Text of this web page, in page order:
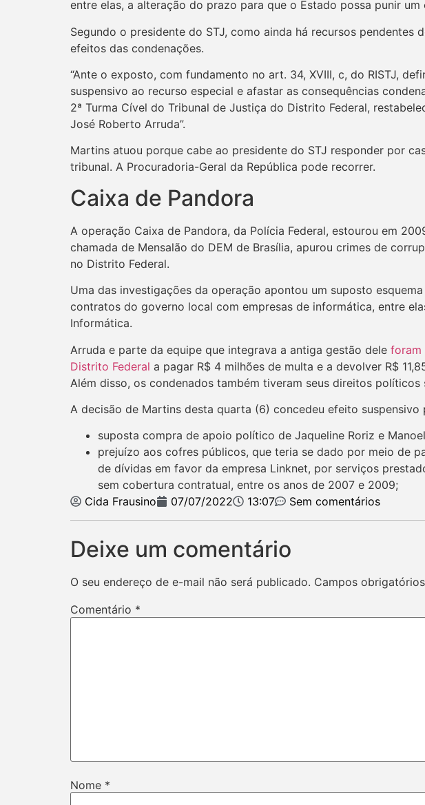
entre elas, a alteração do prazo para que o Estado possa punir um
Segundo o presidente do STJ, como ainda há recursos pendentes
efeitos das condenações.
“Ante o exposto, com fundamento no art. 34, XVIII, c, do RISTJ,
suspensivo ao recurso especial e afastar as consequências
2ª Turma Cível do Tribunal de Justiça do Distrito Federal,
José Roberto Arruda”.
Martins atuou porque cabe ao presidente do STJ responder por
tribunal. A Procuradoria-Geral da República pode recorrer.
Caixa de Pandora
A operação Caixa de Pandora, da Polícia Federal, estourou em
chamada de Mensalão do DEM de Brasília, apurou crimes de
no Distrito Federal.
Uma das investigações da operação apontou um suposto
contratos do governo local com empresas de informática, entre
Informática.
Arruda e parte da equipe que integrava a antiga gestão dele foram
Distrito Federal a pagar R$ 4 milhões de multa e a devolver R$
Além disso, os condenados também tiveram seus direitos políticos
A decisão de Martins desta quarta (6) concedeu efeito suspensivo
suposta compra de apoio político de Jaqueline Roriz e
prejuízo aos cofres públicos, que teria se dado por meio de
de dívidas em favor da empresa Linknet, por serviços
sem cobertura contratual, entre os anos de 2007 e 2009;
Cida Frausino
07/07/2022 13:07 Sem comentários
Deixe um comentário
O seu endereço de e-mail não será publicado. Campos
Comentário *
Nome *